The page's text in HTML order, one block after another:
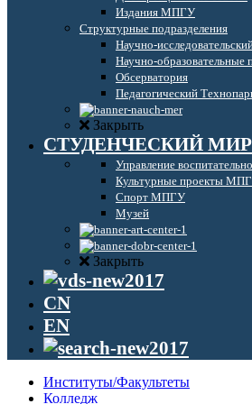
Издания МПГУ
Структурные подразделения
Научно-
Научно-образовательные
Обсерватория
Педагогический
Закрыть
СТУДЕНЧЕСКИЙ МИР
Управление
Культурные проекты
Спорт МПГУ
Музей
Закрыть
CN
EN
Институты/Факультеты
Колледж